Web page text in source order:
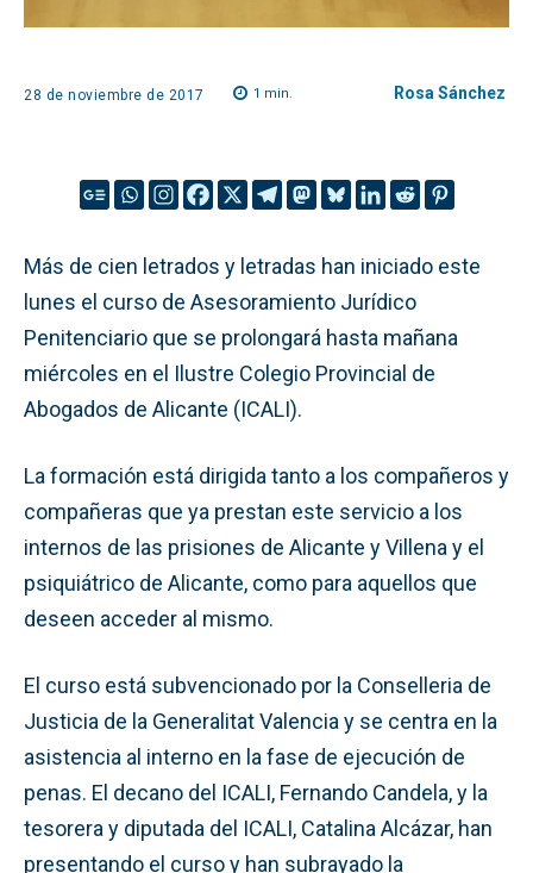
28 de noviembre de 2017 1 min. Rosa Sánchez
Más de cien letrados y letradas han iniciado este
lunes el curso de Asesoramiento Jurídico
Penitenciario que se prolongará hasta mañana
miércoles en el Ilustre Colegio Provincial de
Abogados de Alicante (ICALI).
La formación está dirigida tanto a los compañeros y
compañeras que ya prestan este servicio a los
internos de las prisiones de Alicante y Villena y el
psiquiátrico de Alicante, como para aquellos que
deseen acceder al mismo.
El curso está subvencionado por la Conselleria de
Justicia de la Generalitat Valencia y se centra en la
asistencia al interno en la fase de ejecución de
penas. El decano del ICALI, Fernando Candela, y la
tesorera y diputada del ICALI, Catalina Alcázar, han
presentando el curso y han subrayado la